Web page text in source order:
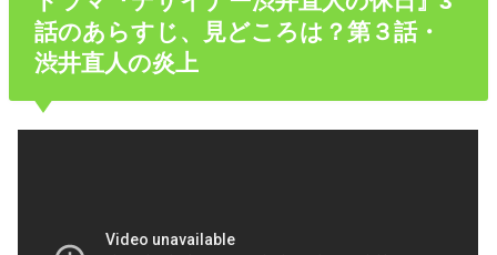
話のあらすじ、見どころは？第３話・
渋井直人の炎上